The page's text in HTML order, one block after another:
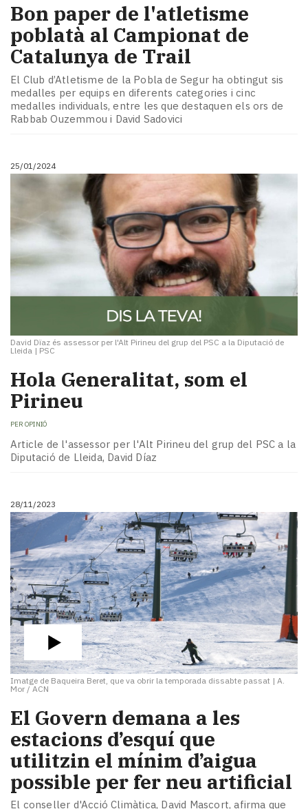
Bon paper de l'atletisme
poblatà al Campionat de
Catalunya de Trail
El Club d’Atletisme de la Pobla de Segur ha obtingut sis
medalles per equips en diferents categories i cinc
medalles individuals, entre les que destaquen els ors de
Rabbab Ouzemmou i David Sadovici
25/01/2024
David Dïaz és assessor per l'Alt Pirineu del grup del PSC a la Diputació de
Lleida | PSC
Hola Generalitat, som el
Pirineu
PER OPINIÓ
Article de l'assessor per l'Alt Pirineu del grup del PSC a la
Diputació de Lleida, David Díaz
28/11/2023
Imatge de Baqueira Beret, que va obrir la temporada dissabte passat | A.
Mor / ACN
El Govern demana a les
estacions d’esquí que
utilitzin el mínim d’aigua
possible per fer neu artificial
El conseller d'Acció Climàtica, David Mascort, afirma que